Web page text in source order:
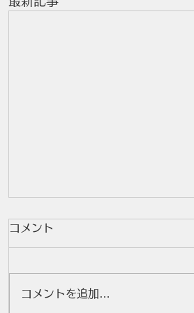
公開授業
コメント
コメントを追加…